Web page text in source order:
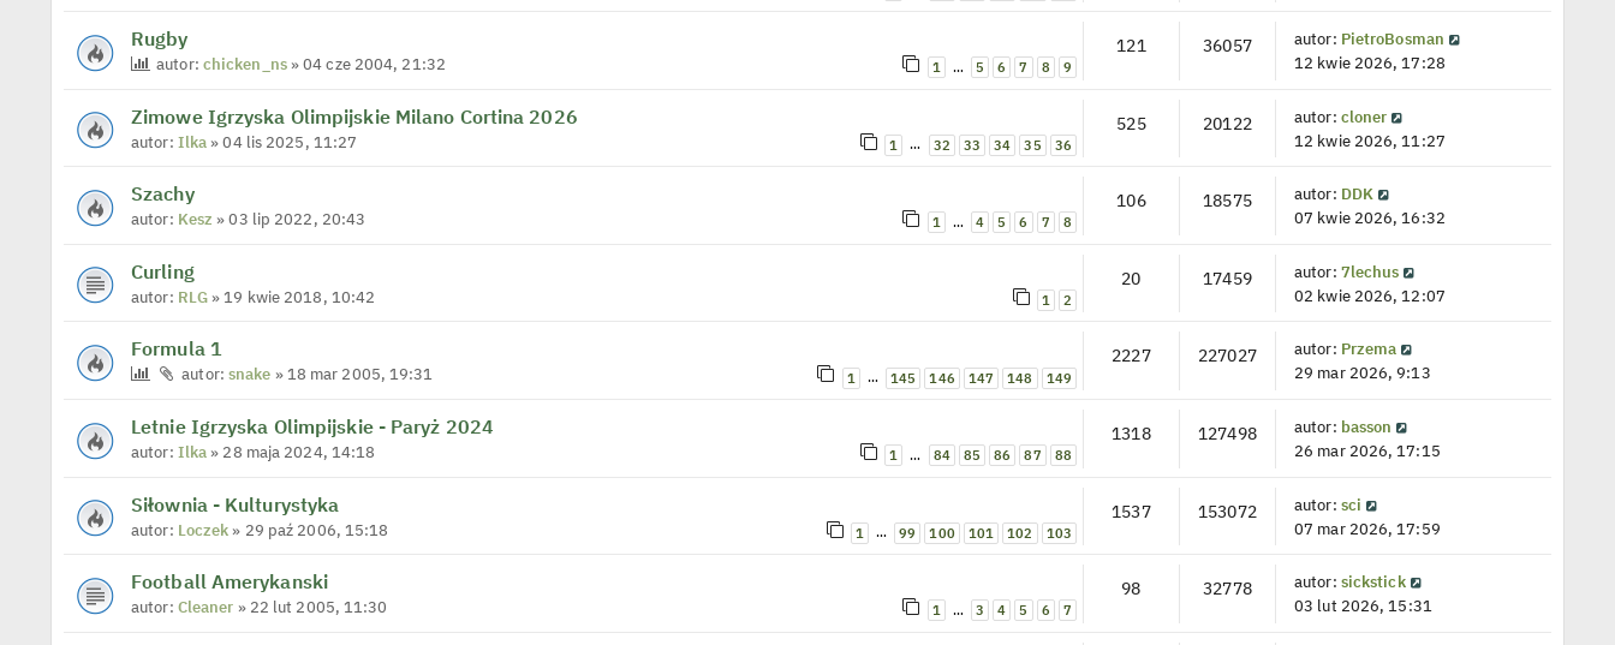
Rugby
autor: chicken_ns» 04 cze 2004, 21:32 1 … 5 6 7 8 9
121 36057 autor: PietroBosman
12 kwie 2026, 17:28
Zimowe Igrzyska Olimpijskie Milano Cortina 2026
autor: Ilka» 04 lis 2025, 11:27 1 … 32 33 34 35 36
525 20122 autor: cloner
12 kwie 2026, 11:27
Szachy
autor: Kesz » 03 lip 2022, 20:43 1 … 4 5 6 7 8
106 18575 autor: DDK
07 kwie 2026, 16:32
Curling
autor: RLG» 19 kwie 2018, 10:42 1 2
20 17459 autor: 7lechus
02 kwie 2026, 12:07
Formula 1
autor: snake » 18 mar 2005, 19:31 1 … 145 146 147 148 149
2227 227027 autor: Przema
29 mar 2026, 9:13
Letnie Igrzyska Olimpijskie - Paryż 2024
autor: Ilka» 28 maja 2024, 14:18 1 … 84 85 86 87 88
1318 127498 autor: basson
26 mar 2026, 17:15
Siłownia - Kulturystyka
autor: Loczek» 29 paź 2006, 15:18 1 … 99 100 101 102 103
1537 153072 autor: sci
07 mar 2026, 17:59
Football Amerykanski
autor: Cleaner » 22 lut 2005, 11:30 1 … 3 4 5 6 7
98 32778 autor: sickstick
03 lut 2026, 15:31